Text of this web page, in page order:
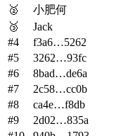
🥈
小肥何
🥉
Jack
#4 f3a6…5262
#5 3262…93fc
#6 8bad…de6a
#7 2c58…cc0b
#8 ca4e…f8db
#9 2d02…835a